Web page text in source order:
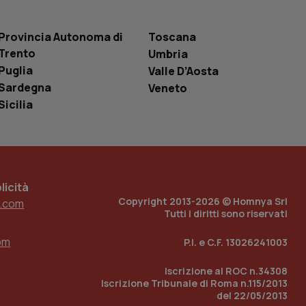
Autonoma di
Toscana
Umbria
Valle D’Aosta
Veneto
Copyright 2013-2026 © Homnya Srl
Tutti i diritti sono riservati
P.I. e C.F. 13026241003
Iscrizione al ROC n.34308
Iscrizione Tribunale di Roma n.115/2013
del 22/05/2013
per abilitare il
con identity